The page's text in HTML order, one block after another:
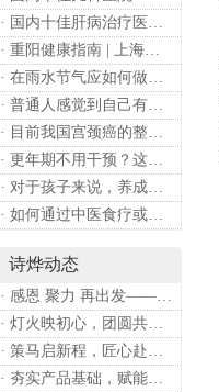
· 国内十佳肝病治疗医院排行
· 重阳健康指南 | 上海诗烨：秋养正当时，这份健康小贴士请收好​
· 在雨水节气应如何做好健康保健？
· 普通人感觉到自己有心理问题，有哪些方式可以来帮助缓解？
· 目前我国宫颈癌的整体流行情况和防治形势如何？
· 更年期不用干预？这是个误会
· 对于孩子来说，养成哪些好习惯能够预防近视？
· 如何通过中医食疗或穴位按摩等方式来祛湿健脾？
诗烨动态
· 感恩 聚力 再出发——上海诗烨企业发展有限公司成立20周年庆典
· 灯火映初心，团圆共安康 —— 诗烨恭祝大家元宵喜乐
· 策马启新程，匠心赴华章——诗烨开工大吉
· 夯实产品基础，赋能专业服务——上海诗烨办公椅产品基础知识培训圆满开展